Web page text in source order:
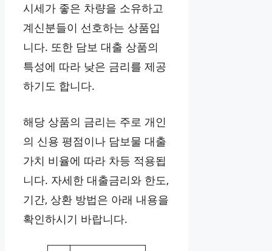
시세가 좋은 차량을 소유하고
계신분들이 선호하는 상품입
니다. 또한 담보 대출 상품의
특성에 따라 낮은 금리를 제공
하기도 합니다.
해당 상품의 금리는 주로 개인
의 신용 평점이나 담보물 대출
가치 비율에 따라 차등 적용됩
니다. 자세한 대출금리와 한도,
기간, 상환 방법은 아래 내용을
확인하시기 바랍니다.